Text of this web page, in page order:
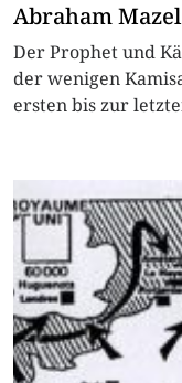
Abraham Mazel
Der Prophet und
der wenigen
ersten bis zur